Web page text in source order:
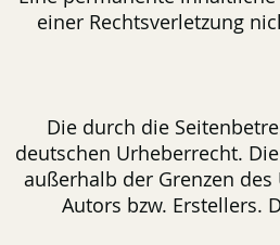
einer Rechtsverletzung
Die durch die
deutschen Urheberrecht.
außerhalb der Grenzen
Autors bzw. Erstellers.